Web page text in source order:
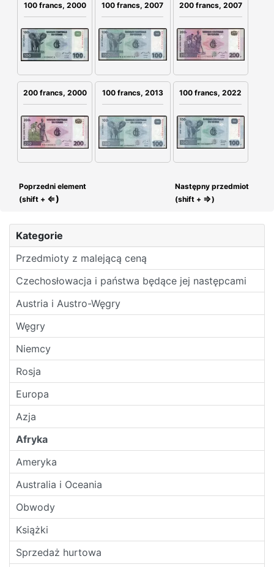
Kategorie
Przedmioty z malejącą ceną
Czechosłowacja i państwa będące jej następcami
Austria i Austro-Węgry
Węgry
Niemcy
Rosja
Europa
Azja
Afryka
Ameryka
Australia i Oceania
Obwody
Książki
Sprzedaż hurtowa
100 francs, 2000 100 francs, 2007 200 francs, 2007
200 francs, 2000 100 francs, 2013 100 francs, 2022
Poprzedni element
(shift + ⇐)
Następny przedmiot
(shift + ⇒)